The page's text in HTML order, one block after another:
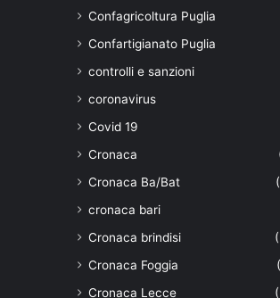
Confagricoltura Puglia
Confartigianato Puglia
controlli e sanzioni
coronavirus
Covid 19
Cronaca
Cronaca Ba/Bat
cronaca bari
Cronaca brindisi
Cronaca Foggia
Cronaca Lecce